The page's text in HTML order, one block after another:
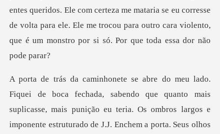
entes queridos. Ele com certeza me mataria se eu c
suplicasse, mais punição eu teria. Os ombros largos e
imponente estruturado de J.J. Enchem a porta.